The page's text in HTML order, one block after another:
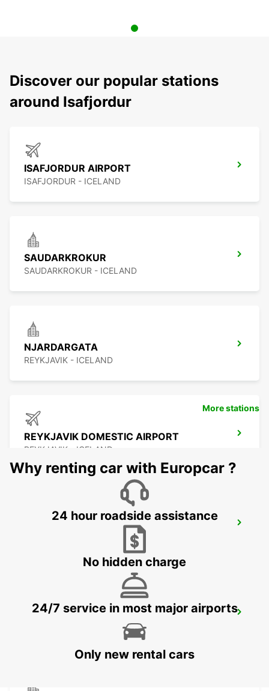
Discover our popular stations
around Isafjordur
ISAFJORDUR AIRPORT
ISAFJORDUR - ICELAND
SAUDARKROKUR
SAUDARKROKUR - ICELAND
NJARDARGATA
REYKJAVIK - ICELAND
REYKJAVIK DOMESTIC AIRPORT
REYKJAVIK - ICELAND
KEFLAVIK INTERNATIONAL AIRPORT
More stations
Why renting car with Europcar ?
24 hour roadside assistance
No hidden charge
24/7 service in most major airports
Only new rental cars